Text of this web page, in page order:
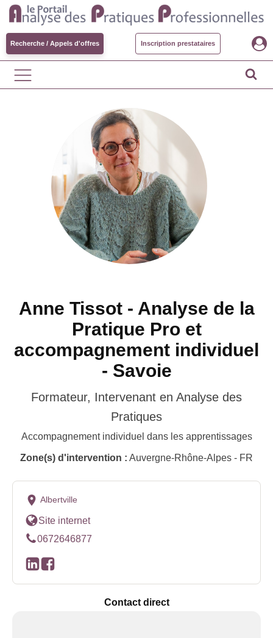
Recherche / Appels d'offres Inscription prestataires
Anne Tissot - Analyse de la
Pratique Pro et
accompagnement individuel
- Savoie
Formateur, Intervenant en Analyse des
Pratiques
Accompagnement individuel dans les apprentissages
Zone(s) d'intervention : Auvergne-Rhône-Alpes - FR
Albertville
Site internet
0672646877
Contact direct